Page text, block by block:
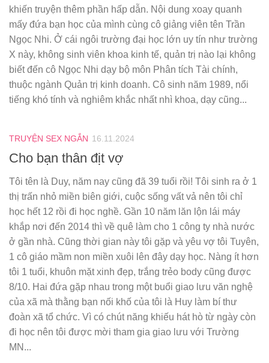
khiến truyện thêm phần hấp dẫn. Nội dung xoay quanh
mấy đứa bạn học của mình cùng cô giảng viên tên Trần
Ngọc Nhi. Ở cái ngôi trường đại học lớn uy tín như trường
X này, không sinh viên khoa kinh tế, quản trị nào lại không
biết đến cô Ngọc Nhi dạy bộ môn Phân tích Tài chính,
thuộc ngành Quản trị kinh doanh. Cô sinh năm 1989, nổi
tiếng khó tính và nghiêm khắc nhất nhì khoa, dạy cũng...
TRUYỆN SEX NGẮN 16.11.2024
Cho bạn thân địt vợ
Tôi tên là Duy, năm nay cũng đã 39 tuổi rồi! Tôi sinh ra ở 1
thị trấn nhỏ miền biên giới, cuộc sống vất vả nên tôi chỉ
học hết 12 rồi đi học nghề. Gần 10 năm lăn lộn lái máy
khắp nơi đến 2014 thì về quê làm cho 1 công ty nhà nước
ở gần nhà. Cũng thời gian này tôi gặp và yêu vợ tôi Tuyên,
1 cô giáo mầm non miền xuôi lên đây dạy học. Nàng ít hơn
tôi 1 tuổi, khuôn mặt xinh đẹp, trắng trẻo body cũng được
8/10. Hai đứa gặp nhau trong một buổi giao lưu văn nghệ
của xã mà thằng bạn nối khố của tôi là Huy làm bí thư
đoàn xã tổ chức. Vì có chút năng khiếu hát hò từ ngày còn
đi học nên tôi được mời tham gia giao lưu với Trường
MN...